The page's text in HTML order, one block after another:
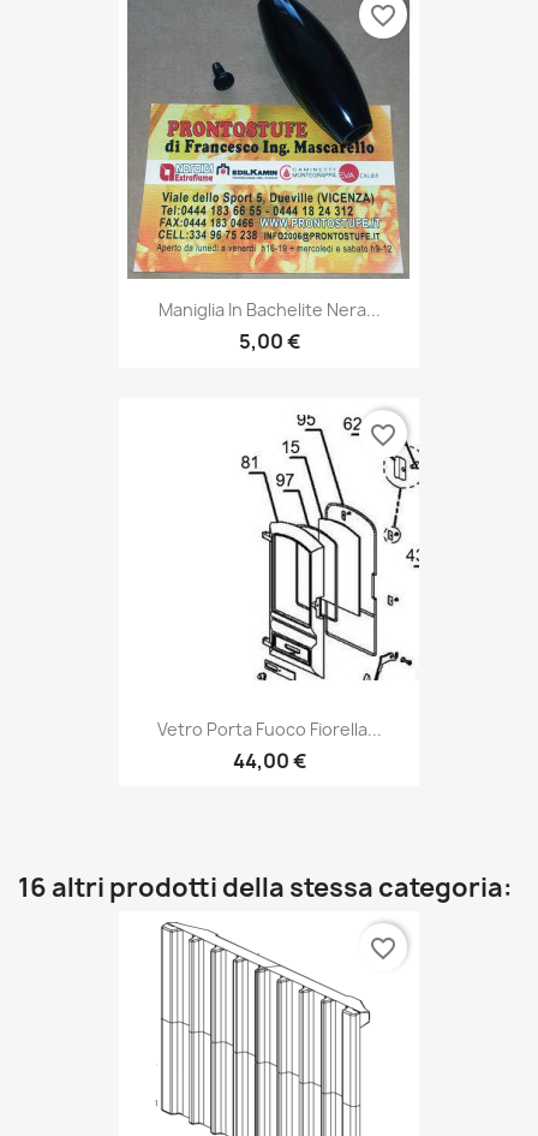
Maniglia In Bachelite Nera...
5,00 €
favorite_border
Vetro Porta Fuoco Fiorella...
44,00 €
favorite_border
16 altri prodotti della stessa categoria:
favorite_border